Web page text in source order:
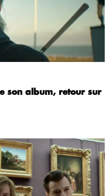
son album, retour sur